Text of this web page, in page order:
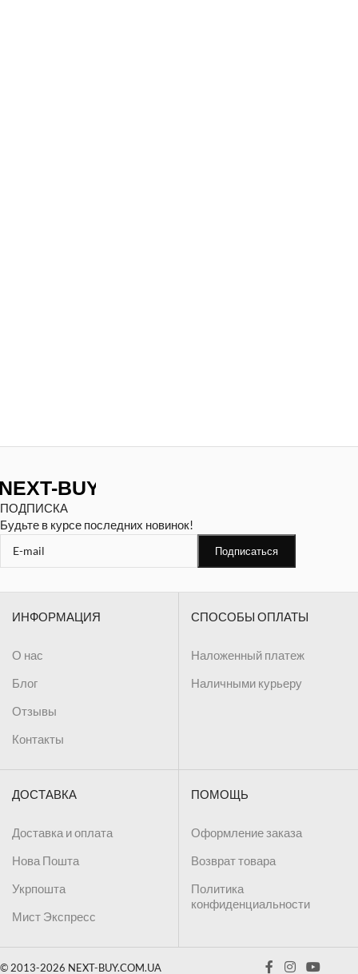
ПОДПИСКА
Будьте в курсе последних новинок!
ИНФОРМАЦИЯ
О нас
Блог
Отзывы
Контакты
СПОСОБЫ ОПЛАТЫ
Наложенный платеж
Наличными курьеру
ДОСТАВКА
Доставка и оплата
Нова Пошта
Укрпошта
Мист Экспресс
ПОМОЩЬ
Оформление заказа
Возврат товара
Политика
конфиденциальности
© 2013-2026 NEXT-BUY.COM.UA